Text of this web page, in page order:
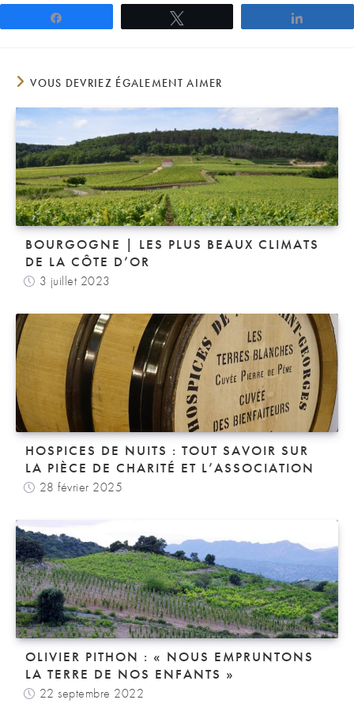
VOUS DEVRIEZ ÉGALEMENT AIMER
BOURGOGNE | LES PLUS BEAUX CLIMATS
DE LA CÔTE D’OR
3 juillet 2023
HOSPICES DE NUITS : TOUT SAVOIR SUR
LA PIÈCE DE CHARITÉ ET L’ASSOCIATION
28 février 2025
OLIVIER PITHON : « NOUS EMPRUNTONS
LA TERRE DE NOS ENFANTS »
22 septembre 2022